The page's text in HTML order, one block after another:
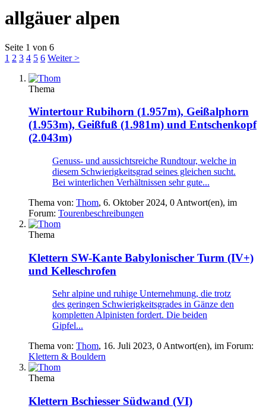
allgäuer alpen
Seite 1 von 6
1 2 3 4 5 6 Weiter >
Thema
Wintertour Rubihorn (1.957m), Geißalphorn
(1.953m), Geißfuß (1.981m) und Entschenkopf
(2.043m)
Genuss- und aussichtsreiche Rundtour, welche in
diesem Schwierigkeitsgrad seines gleichen sucht.
Bei winterlichen Verhältnissen sehr gute...
Thema von: Thom, 6. Oktober 2024, 0 Antwort(en), im
Forum: Tourenbeschreibungen
Thema
Klettern SW-Kante Babylonischer Turm (IV+)
und Kelleschrofen
Sehr alpine und ruhige Unternehmung, die trotz
des geringen Schwierigkeitsgrades in Gänze den
kompletten Alpinisten fordert. Die beiden
Gipfel...
Thema von: Thom, 16. Juli 2023, 0 Antwort(en), im Forum:
Klettern & Bouldern
Thema
Klettern Bschiesser Südwand (VI)